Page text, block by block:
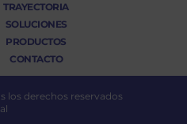
TRAYECTORIA
SOLUCIONES
PRODUCTOS
CONTACTO
los derechos reservados